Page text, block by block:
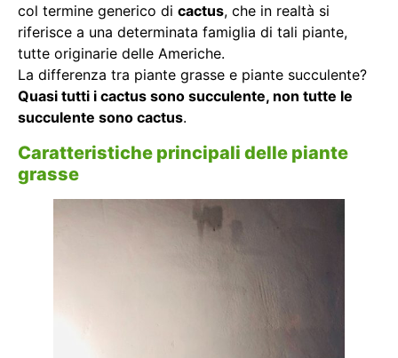
col termine generico di cactus, che in realtà si
riferisce a una determinata famiglia di tali piante,
tutte originarie delle Americhe.
La differenza tra piante grasse e piante succulente?
Quasi tutti i cactus sono succulente, non tutte le
succulente sono cactus.
Caratteristiche principali delle piante
grasse